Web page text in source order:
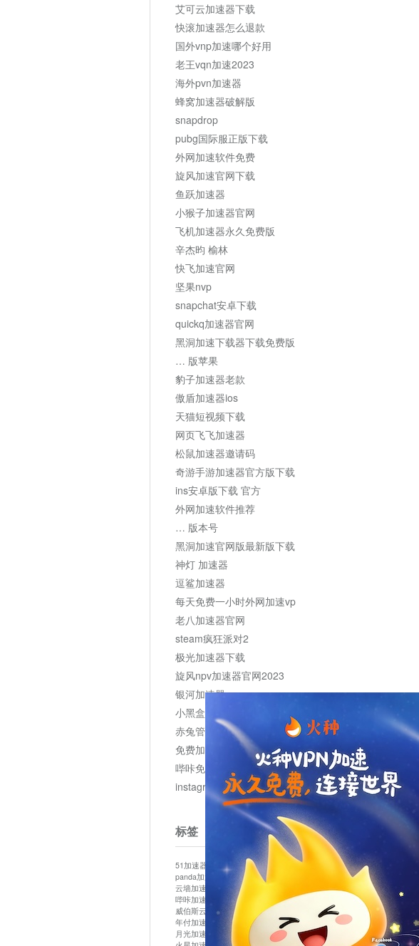
艾可云加速器下载
快滚加速器怎么退款
国外vnp加速哪个好用
老王vqn加速2023
海外pvn加速器
蜂窝加速器破解版
snapdrop
pubg国际服正版下载
外网加速软件免费
旋风加速官网下载
鱼跃加速器
小猴子加速器官网
飞机加速器永久免费版
辛杰昀 榆林
快飞加速官网
坚果nvp
snapchat安卓下载
quickq加速器官网
黑洞加速下载器下载免费版
… 版苹果
豹子加速器老款
傲盾加速器ios
天猫短视频下载
网页飞飞加速器
松鼠加速器邀请码
奇游手游加速器官方版下载
ins安卓版下载 官方
外网加速软件推荐
… 版本号
黑洞加速官网版最新版下载
神灯 加速器
逗鲨加速器
每天免费一小时外网加速vp
老八加速器官网
steam疯狂派对2
极光加速器下载
旋风npv加速器官网2023
银河加速器
小黑盒加速器加速
赤兔管理平台
免费加速器
哔咔免费加速服务器
instagram网页版登录入口
标签
51加速器 bitznet hidecat i7加速器
kuai500
panda加速器
snap加速器 vp加速器
中信加速器
云墙加速器
云速加速器
哔咔加速器
哔咔哔咔加速器 喵云 回锅肉加速器
威伯斯云
小明加速器 小蓝鸟加速器
布谷vp加速器
年付加速器
心阶云 快连 怎么上外网
易飞加速器
月光加速器
机场加速器 松果云 梯子加速器